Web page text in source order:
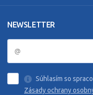
NEWSLETTER
Súhlasím so
Zásady ochrany